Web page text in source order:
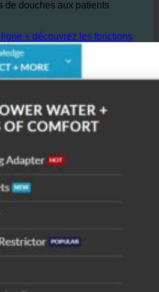
de douches aux patients
+ découvrez les fonctions